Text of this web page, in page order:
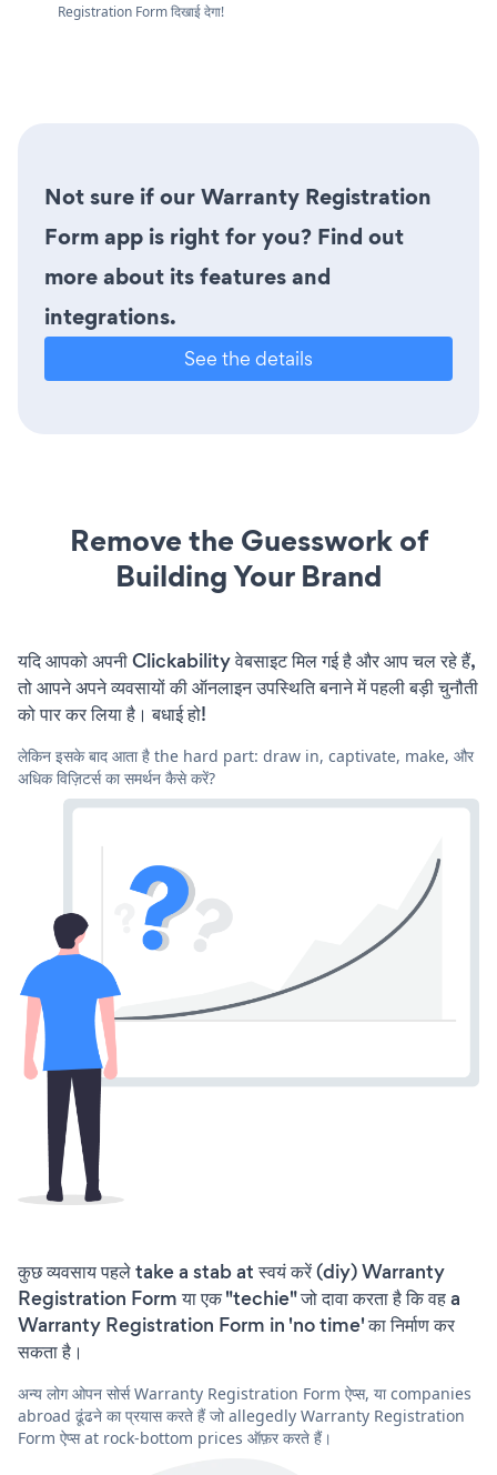
Registration Form दिखाई देगा!
Not sure if our Warranty Registration
Form app is right for you? Find out
more about its features and
integrations.
See the details
Remove the Guesswork of
Building Your Brand
यदि आपको अपनी Clickability वेबसाइट मिल गई है और आप चल रहे हैं,
तो आपने अपने व्यवसायों की ऑनलाइन उपस्थिति बनाने में पहली बड़ी चुनौती
को पार कर लिया है। बधाई हो!
लेकिन इसके बाद आता है the hard part: draw in, captivate, make, और
अधिक विज़िटर्स का समर्थन कैसे करें?
कुछ व्यवसाय पहले take a stab at स्वयं करें (diy) Warranty
Registration Form या एक "techie" जो दावा करता है कि वह a
Warranty Registration Form in 'no time' का निर्माण कर
सकता है।
अन्य लोग ओपन सोर्स Warranty Registration Form ऐप्स, या companies
abroad ढूंढने का प्रयास करते हैं जो allegedly Warranty Registration
Form ऐप्स at rock-bottom prices ऑफ़र करते हैं।